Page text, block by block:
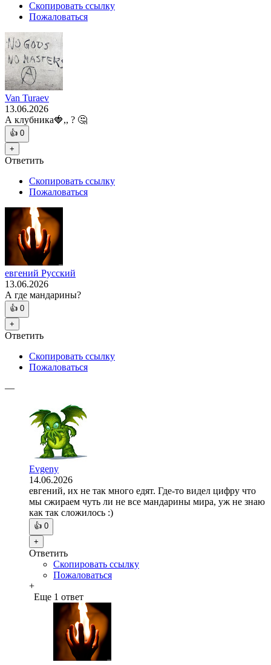
Скопировать ссылку
Пожаловаться
Van Turaev
13.06.2026
А клубника🍓,, ? 🤔
👍 0
+
Ответить
Скопировать ссылку
Пожаловаться
евгений Русский
13.06.2026
А где мандарины?
👍 0
+
Ответить
Скопировать ссылку
Пожаловаться
—
Evgeny
14.06.2026
евгений, их не так много едят. Где-то видел цифру что
мы сжираем чуть ли не все мандарины мира, уж не знаю
как так сложилось :)
👍 0
+
Ответить
Скопировать ссылку
Пожаловаться
+
Еще 1 ответ